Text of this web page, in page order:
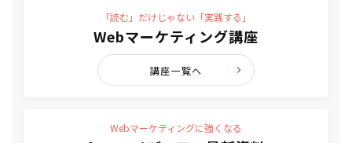
「読む」だけじゃない「実践する」
Webマーケティング講座
講座一覧へ
Webマーケティングに強くなる